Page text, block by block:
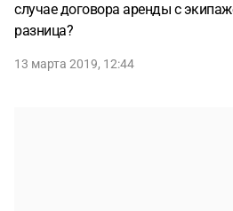
случае договора аренды с
разница?
13 марта 2019, 12:44